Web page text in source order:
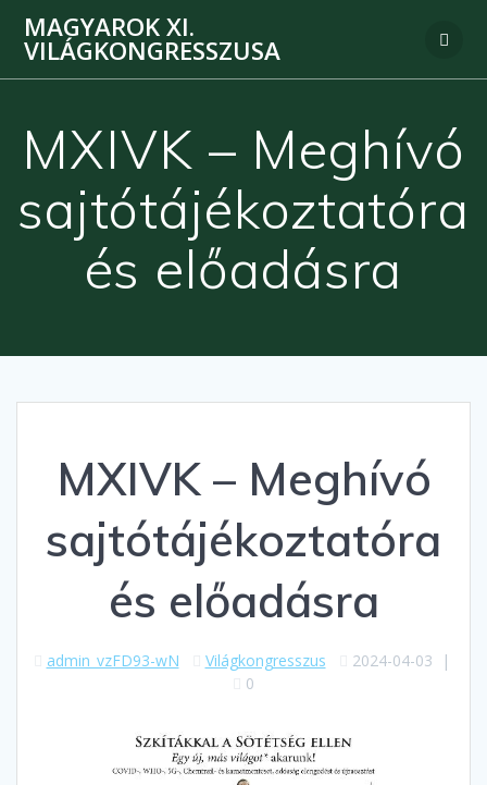
MAGYAROK XI.
VILÁGKONGRESSZUSA
MXIVK – Meghívó
sajtótájékoztatóra
és előadásra
MXIVK – Meghívó
sajtótájékoztatóra
és előadásra
admin_vzFD93-wN Világkongresszus 2024-04-03 |
0